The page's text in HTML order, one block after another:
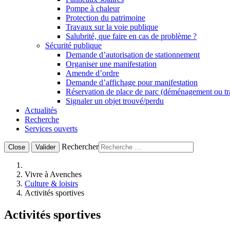
Pompe à chaleur
Protection du patrimoine
Travaux sur la voie publique
Salubrité, que faire en cas de problème ?
Sécurité publique
Demande d’autorisation de stationnement
Organiser une manifestation
Amende d’ordre
Demande d’affichage pour manifestation
Réservation de place de parc (déménagement ou
Signaler un objet trouvé/perdu
Actualités
Recherche
Services ouverts
Close Valider Rechercher
Vivre à Avenches
Culture & loisirs
Activités sportives
Activités sportives